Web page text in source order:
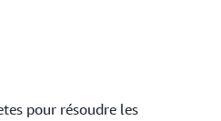
pour résoudre les